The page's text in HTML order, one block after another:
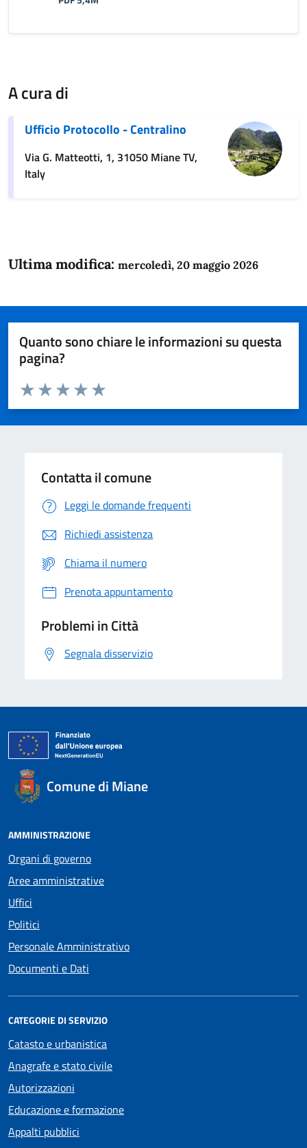
A cura di
Ufficio Protocollo - Centralino
Via G. Matteotti, 1, 31050 Miane TV,
Italy
Ultima modifica: mercoledì, 20 maggio 2026
Quanto sono chiare le informazioni su questa
pagina?
Domanda
Valuta da 1 a 5 stelle la pagina
Valuta 5 stelle su 5
Valuta 4 stelle su 5
Valuta 3 stelle su 5
Valuta 2 stelle su 5
Valuta 1 stelle su 5
Contatta il comune
Leggi le domande frequenti
Richiedi assistenza
Chiama il numero
Prenota appuntamento
Problemi in Città
Segnala disservizio
Comune di Miane
AMMINISTRAZIONE
Organi di governo
Aree amministrative
Uffici
Politici
Personale Amministrativo
Documenti e Dati
CATEGORIE DI SERVIZIO
Catasto e urbanistica
Anagrafe e stato civile
Autorizzazioni
Educazione e formazione
Appalti pubblici